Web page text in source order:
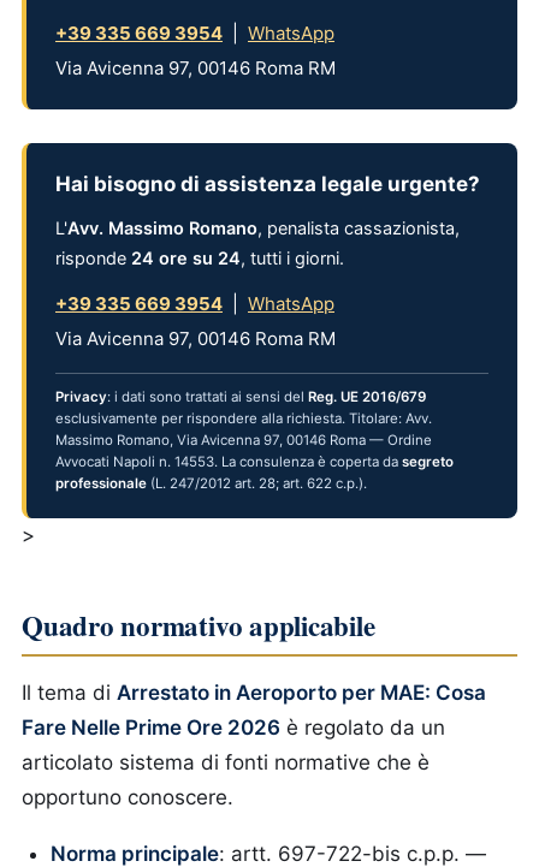
+39 335 669 3954
WhatsApp
Via Avicenna 97, 00146 Roma RM
Hai bisogno di assistenza legale urgente?
L'Avv. Massimo Romano, penalista cassazionista,
risponde 24 ore su 24, tutti i giorni.
+39 335 669 3954
WhatsApp
Via Avicenna 97, 00146 Roma RM
Privacy: i dati sono trattati ai sensi del Reg. UE 2016/679
esclusivamente per rispondere alla richiesta. Titolare: Avv.
Massimo Romano, Via Avicenna 97, 00146 Roma — Ordine
Avvocati Napoli n. 14553. La consulenza è coperta da segreto
professionale (L. 247/2012 art. 28; art. 622 c.p.).
>
Quadro normativo applicabile
Il tema di Arrestato in Aeroporto per MAE: Cosa
Fare Nelle Prime Ore 2026 è regolato da un
articolato sistema di fonti normative che è
opportuno conoscere.
Norma principale: artt. 697-722-bis c.p.p. —